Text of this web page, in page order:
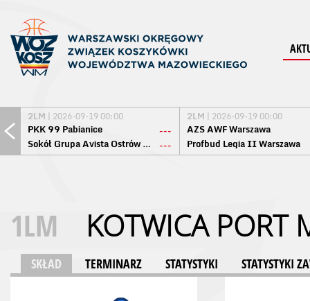
2LM | 2026-09-19 00:00
PKK 99 Pabianice
---
Sokół Grupa Avista Ostrów Maz. ---
2LM | 2026-09-19 00:00
AZS AWF Warszawa
Profbud Legia II Warszawa
1LM KOTWICA PORT
SKŁAD TERMINARZ STATYSTYKI STATYSTYKI